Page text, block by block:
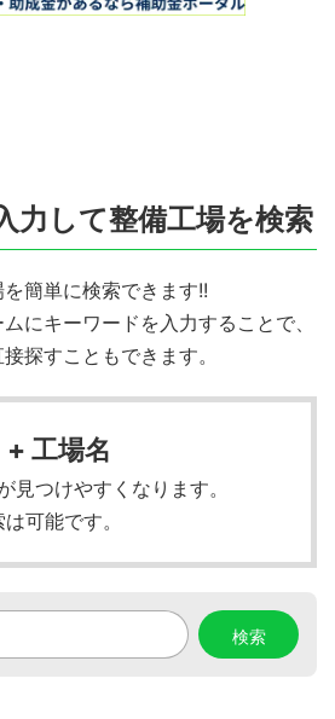
力して整備工場を検索
簡単に検索できます!!
にキーワードを入力することで、
探すこともできます。
工場名
見つけやすくなります。
可能です。